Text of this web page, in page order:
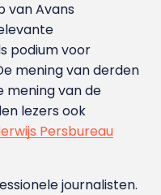
van Avans
podium voor
mening van derden
mening van de
lezers ook
Persbureau
journalisten.